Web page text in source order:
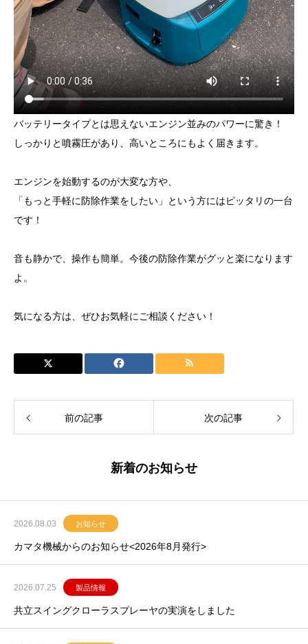
バッテリータイプとは思えないエンジン並みのパワーに驚き！
しっかりと噴霧圧があり、高いところにもよく届きます。
エンジンを始動するのが大変な方や、
「もっと手軽に防除作業をしたい」という方にはピッタリの一台
です！
音も静かで、操作も簡単。今後の防除作業がグッと楽になります
よ。
気になる方は、ぜひお気軽にご相談ください！
前の記事 次の記事
新着のお知らせ
2026.08.03 お知らせ
カマタ機械からのお知らせ<2026年8月発行>
2026.07.25 製品情報
共立スイングクローラスプレーヤの実演をしました